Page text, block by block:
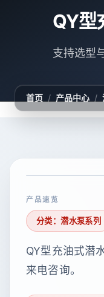
QY型
支持选型
首页 / 产品中心 /
产品速览
分类：潜水泵系列
QY型充油式潜
来电咨询。